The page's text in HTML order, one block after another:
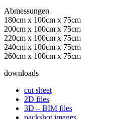
Abmessungen
180cm x 100cm x 75cm
200cm x 100cm x 75cm
220cm x 100cm x 75cm
240cm x 100cm x 75cm
260cm x 100cm x 75cm
downloads
cut sheet
2D files
3D – BIM files